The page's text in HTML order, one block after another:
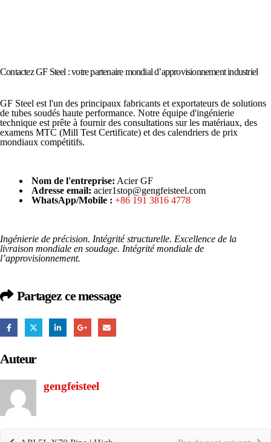
Contactez GF Steel : votre partenaire mondial d’approvisionnement industriel
GF Steel est l'un des principaux fabricants et exportateurs de solutions
de tubes soudés haute performance. Notre équipe d'ingénierie
technique est prête à fournir des consultations sur les matériaux, des
examens MTC (Mill Test Certificate) et des calendriers de prix
mondiaux compétitifs.
Nom de l'entreprise: Acier GF
Adresse email: acier1stop@gengfeisteel.com
WhatsApp/Mobile : +86 191 3816 4778
Ingénierie de précision. Intégrité structurelle. Excellence de la
livraison mondiale en soudage. Intégrité mondiale de
l’approvisionnement.
Partagez ce message
Auteur
gengfeisteel